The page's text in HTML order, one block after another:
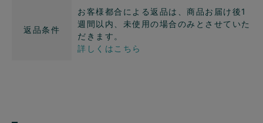
返品条件
お客様都合による返品は、商品お届け後1
週間以内、未使用の場合のみとさせていた
だきます。
詳しくはこちら